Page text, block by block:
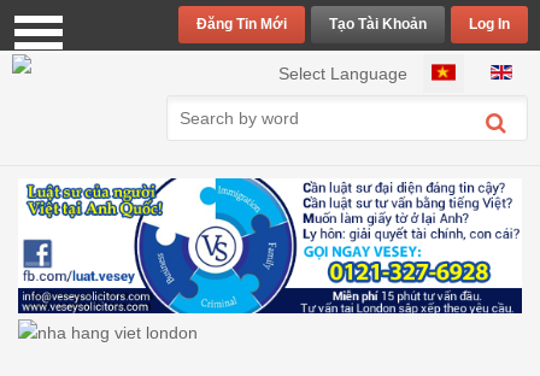
Chọn ngôn ngữ của bạnSelect Language
Log In
Tạo Tài Khoản
Đăng Tin Mới